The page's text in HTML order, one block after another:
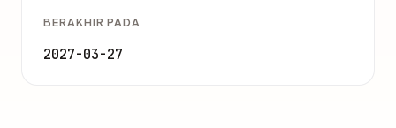
BERAKHIR PADA
2027-03-27